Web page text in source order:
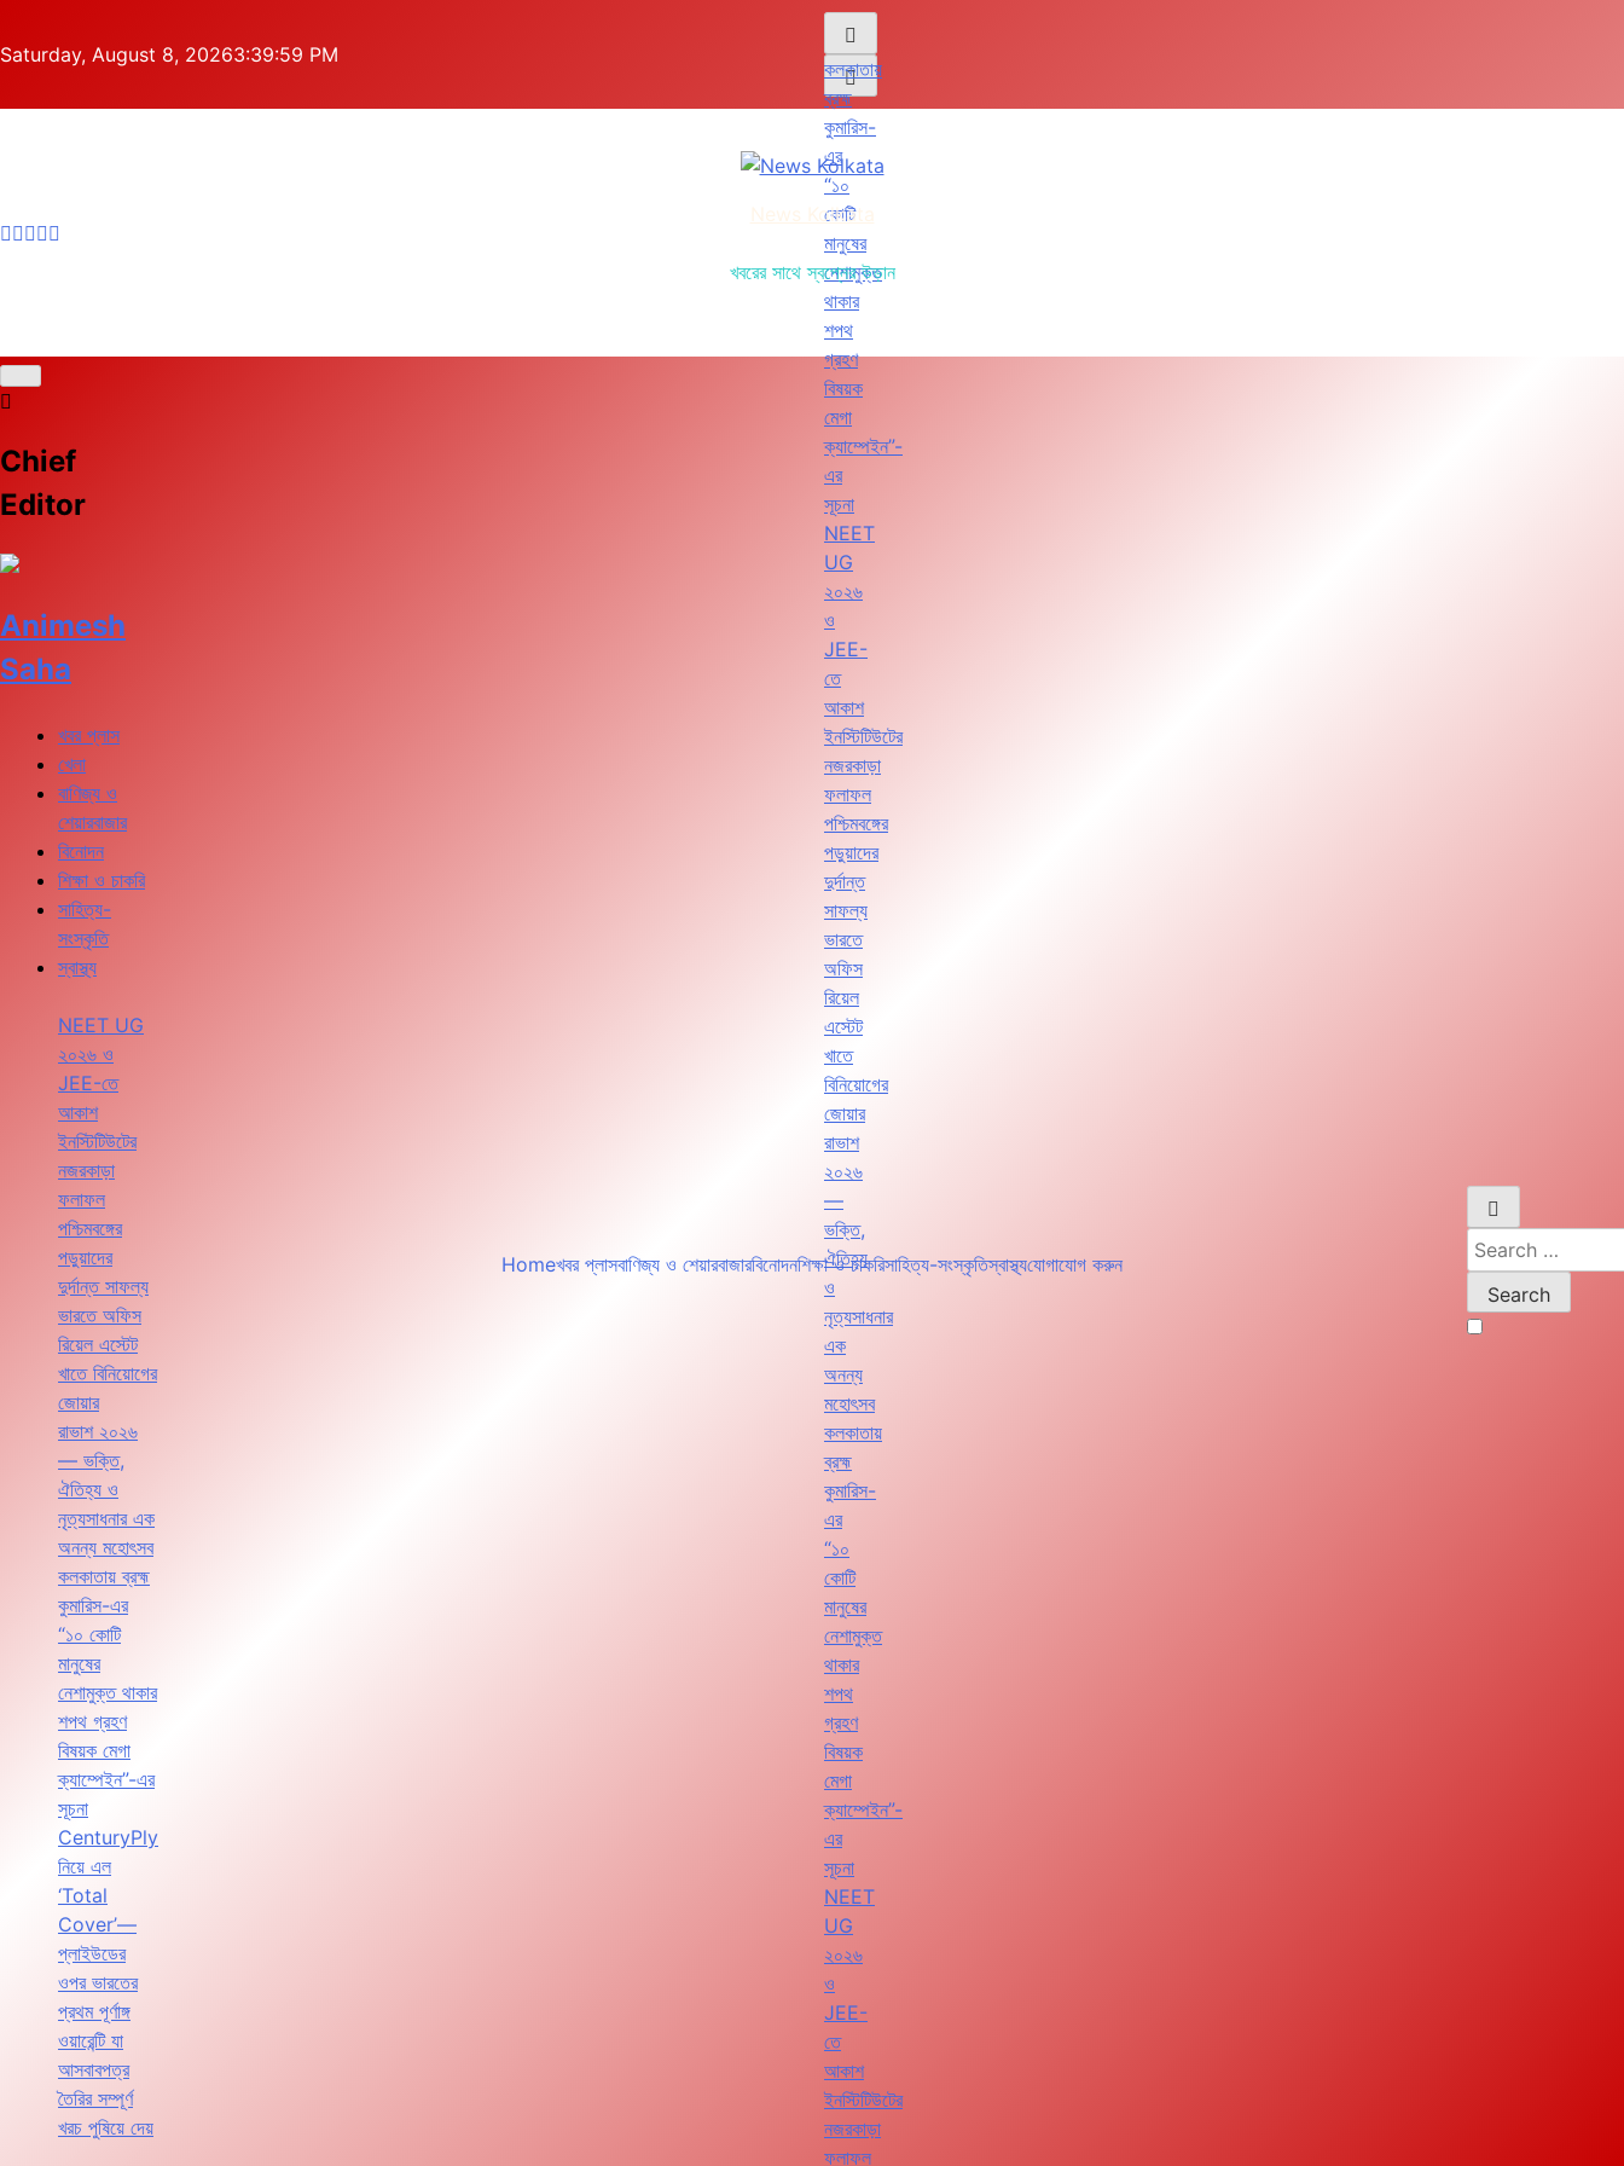
to
Saturday, August 8, 20263:40:00 PM
কলকাতায়
ব্রহ্ম
কুমারিস-
এর
“১০
কোটি
মানুষের
নেশামুক্ত
থাকার
শপথ
গ্রহণ
বিষয়ক
মেগা
ক্যাম্পেইন”-
এর
সূচনা
NEET
UG
২০২৬
ও
JEE-
তে
আকাশ
ইনস্টিটিউটের
নজরকাড়া
ফলাফল
পশ্চিমবঙ্গের
পড়ুয়াদের
দুর্দান্ত
সাফল্য
ভারতে
অফিস
রিয়েল
এস্টেট
খাতে
বিনিয়োগের
জোয়ার
রাভাশ
২০২৬
—
ভক্তি,
ঐতিহ্য
ও
নৃত্যসাধনার
এক
অনন্য
মহোৎসব
কলকাতায়
ব্রহ্ম
কুমারিস-
এর
“১০
কোটি
মানুষের
নেশামুক্ত
থাকার
শপথ
গ্রহণ
বিষয়ক
মেগা
ক্যাম্পেইন”-
এর
সূচনা
NEET
UG
২০২৬
ও
JEE-
তে
আকাশ
ইনস্টিটিউটের
নজরকাড়া
ফলাফল
News Kolkata
খবরের সাথে স্বপ্নের উড়ান
Chief
Editor
Animesh
Saha
খবর প্লাস
খেলা
বাণিজ্য ও
শেয়ারবাজার
বিনোদন
শিক্ষা ও চাকরি
সাহিত্য-
সংস্কৃতি
স্বাস্থ্য
NEET UG
২০২৬ ও
JEE-তে
আকাশ
ইনস্টিটিউটের
নজরকাড়া
ফলাফল
পশ্চিমবঙ্গের
পড়ুয়াদের
দুর্দান্ত সাফল্য
ভারতে অফিস
রিয়েল এস্টেট
খাতে বিনিয়োগের
জোয়ার
রাভাশ ২০২৬
— ভক্তি,
ঐতিহ্য ও
নৃত্যসাধনার এক
অনন্য মহোৎসব
কলকাতায় ব্রহ্ম
কুমারিস-এর
“১০ কোটি
মানুষের
নেশামুক্ত থাকার
শপথ গ্রহণ
বিষয়ক মেগা
ক্যাম্পেইন”-এর
সূচনা
CenturyPly
নিয়ে এল
‘Total
Cover’—
প্লাইউডের
ওপর ভারতের
প্রথম পূর্ণাঙ্গ
ওয়ারেন্টি যা
আসবাবপত্র
তৈরির সম্পূর্ণ
খরচ পুষিয়ে দেয়
Homeখবর প্লাসবাণিজ্য ও শেয়ারবাজারবিনোদনশিক্ষা ও চাকরিসাহিত্য-সংস্কৃতিস্বাস্থ্যযোগাযোগ করুন
Search
for: